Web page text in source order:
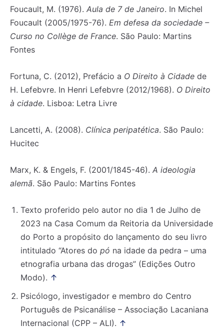
Foucault, M. (1976). Aula de 7 de Janeiro. In Michel
Foucault (2005/1975-76). Em defesa da sociedade –
Curso no Collège de France. São Paulo: Martins
Fontes
Fortuna, C. (2012), Prefácio a O Direito à Cidade de
H. Lefebvre. In Henri Lefebvre (2012/1968). O Direito
à cidade. Lisboa: Letra Livre
Lancetti, A. (2008). Clínica peripatética. São Paulo:
Hucitec
Marx, K. & Engels, F. (2001/1845-46). A ideologia
alemã. São Paulo: Martins Fontes
Texto proferido pelo autor no dia 1 de Julho de
2023 na Casa Comum da Reitoria da Universidade
do Porto a propósito do lançamento do seu livro
intitulado “Atores do pó na idade da pedra – uma
etnografia urbana das drogas” (Edições Outro
Modo). ↑
Psicólogo, investigador e membro do Centro
Português de Psicanálise – Associação Lacaniana
Internacional (CPP – ALI). ↑